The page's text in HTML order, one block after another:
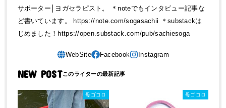
サポーター│ヨガセラピスト。 ＊noteでもインタビュー記事な
ど書いています。 https://note.com/sogasachii ＊substackは
じめました！https://open.substack.com/pub/sachiesoga
NEW POST
母ゴコロ 母ゴコロ